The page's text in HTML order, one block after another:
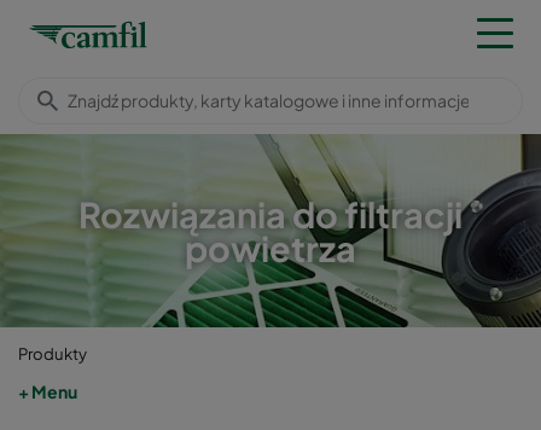
Rozwiązania do filtracji
powietrza
Produkty
Menu